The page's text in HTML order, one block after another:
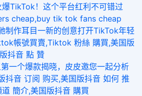
TikTok！这个平台红利不可错过
cheap,buy tik tok fans cheap
制作耳目一新的创意打开TikTok年轻
帳號買賣,Tiktok 粉絲 購買,美国版
抖音 點 贊
一个爆款揭晓，皮皮邀您一起分析
抖音 订阅 购买,美国版抖音 如何 推
簡介,美国版抖音 購買